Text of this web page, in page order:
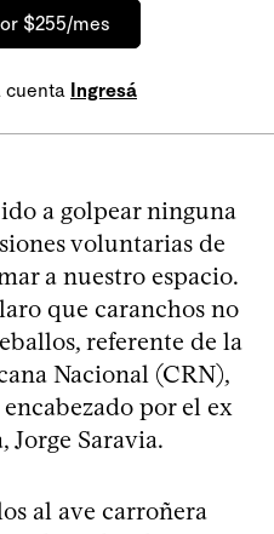
$255/mes
cuenta Ingresá
a golpear ninguna
voluntarias de
a nuestro espacio.
que caranchos no
referente de la
Nacional (CRN),
por el ex
Jorge Saravia.
al ave carroñera